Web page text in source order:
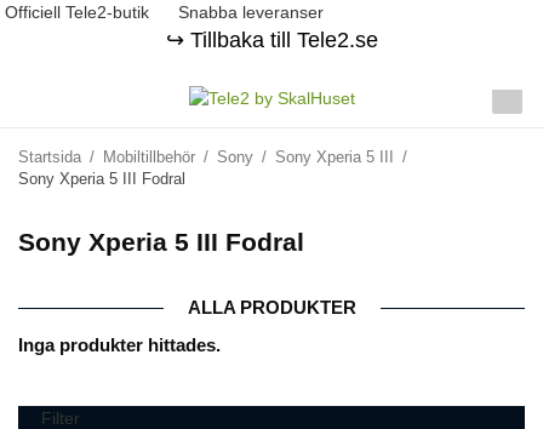
Officiell Tele2-butik Snabba leveranser
↪️ Tillbaka till Tele2.se
Startsida / Mobiltillbehör / Sony / Sony Xperia 5 III
/
Sony Xperia 5 III Fodral
Sony Xperia 5 III Fodral
ALLA PRODUKTER
Inga produkter hittades.
Filter